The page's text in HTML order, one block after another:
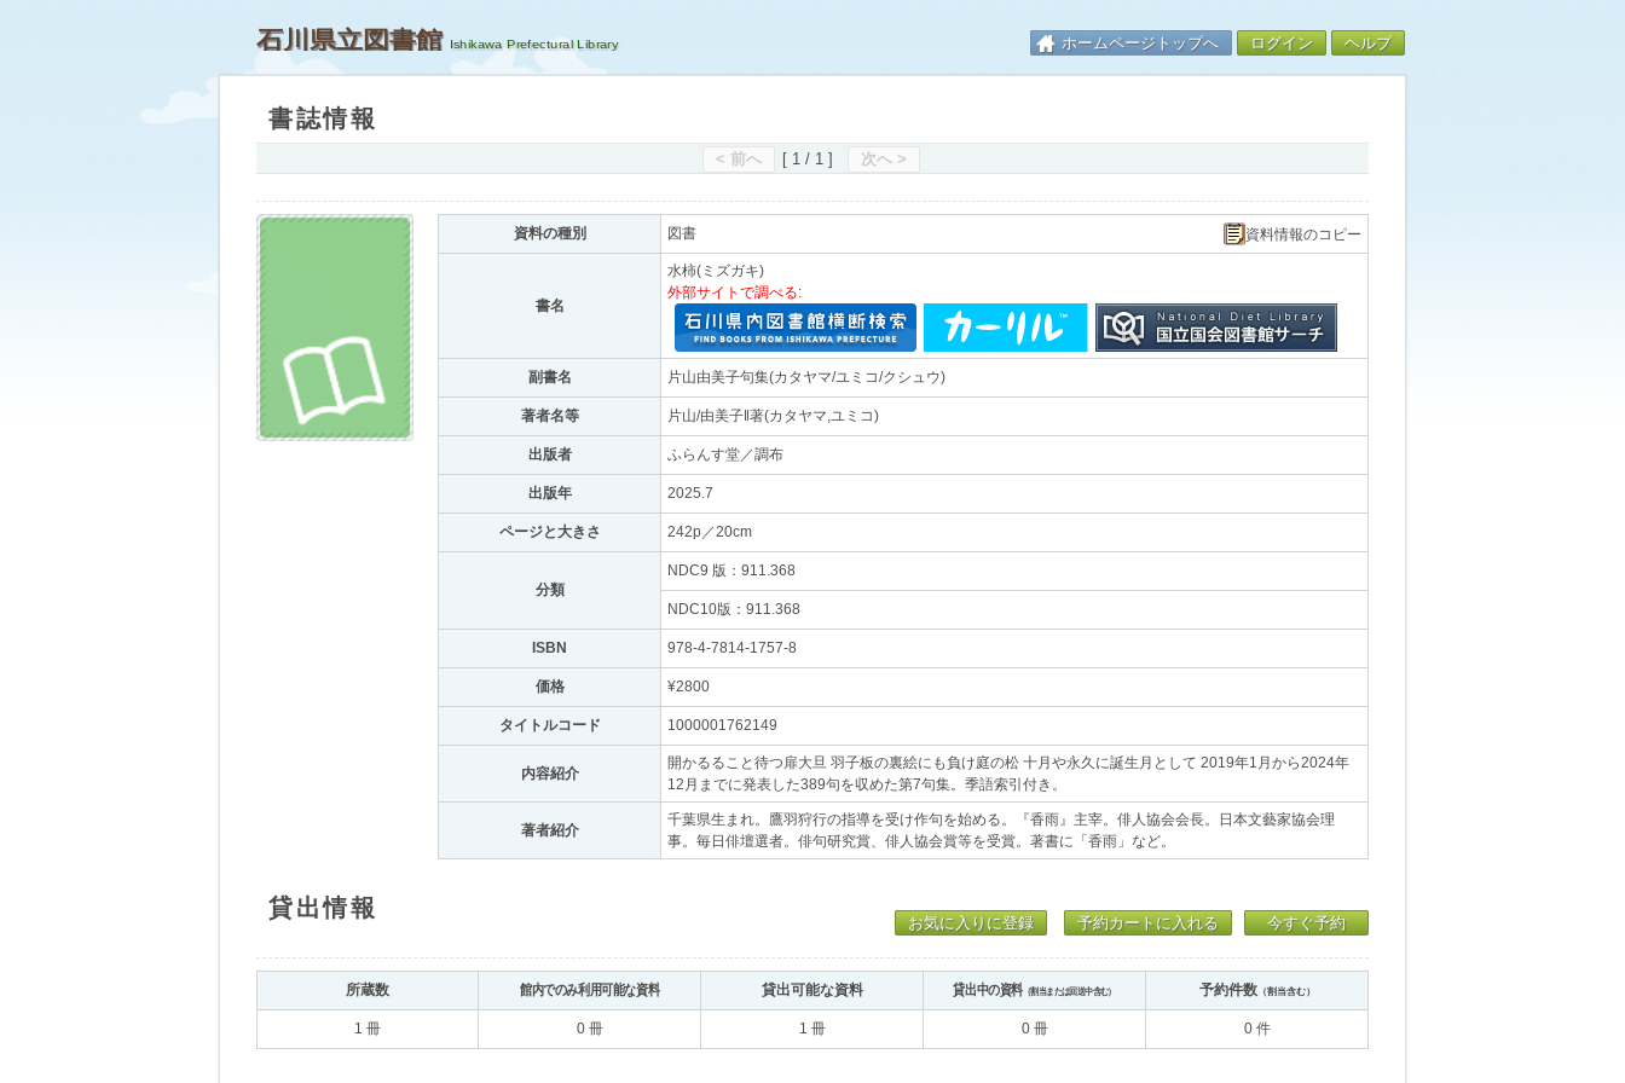
石川県立図書館 ホームページトップへ ログイン ヘルプ
書誌情報
< 前へ [ 1 / 1 ] 次へ >
資料の種別 図書 資料情報のコピー
書名
水柿(ミズガキ)
外部サイトで調べる:
副書名 片山由美子句集(カタヤマ/ユミコ/クシュウ)
著者名等 片山/由美子‖著(カタヤマ,ユミコ)
出版者 ふらんす堂／調布
出版年 2025.7
ページと大きさ 242p／20cm
分類
NDC9 版：911.368
NDC10版：911.368
ISBN 978-4-7814-1757-8
価格 ¥2800
タイトルコード 1000001762149
内容紹介
開かるること待つ扉大旦 羽子板の裏絵にも負け庭の松 十月や永久に誕生月として 2019年1月から2024年
12月までに発表した389句を収めた第7句集。季語索引付き。
著者紹介
千葉県生まれ。鷹羽狩行の指導を受け作句を始める。『香雨』主宰。俳人協会会長。日本文藝家協会理
事。毎日俳壇選者。俳句研究賞、俳人協会賞等を受賞。著書に「香雨」など。
貸出情報
お気に入りに登録 予約カートに入れる 今すぐ予約
所蔵数 館内でのみ利用可能な資料 貸出可能な資料 貸出中の資料（割当または回送中含む） 予約件数（割当含む）
1 冊 0 冊 1 冊 0 冊 0 件